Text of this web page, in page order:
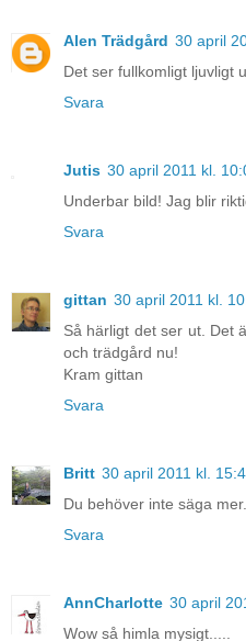
Alen Trädgård 30 april
Det ser fullkomligt ljuvligt
Svara
Jutis 30 april 2011 kl.
Underbar bild! Jag blir
Svara
gittan 30 april 2011 kl.
Så härligt det ser ut. Det
och trädgård nu!
Kram gittan
Svara
Britt 30 april 2011 kl.
Du behöver inte säga
Svara
AnnCharlotte 30 april
Wow så himla mysigt.....